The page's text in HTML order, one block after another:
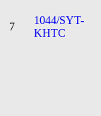
7
1044/SYT-
KHTC